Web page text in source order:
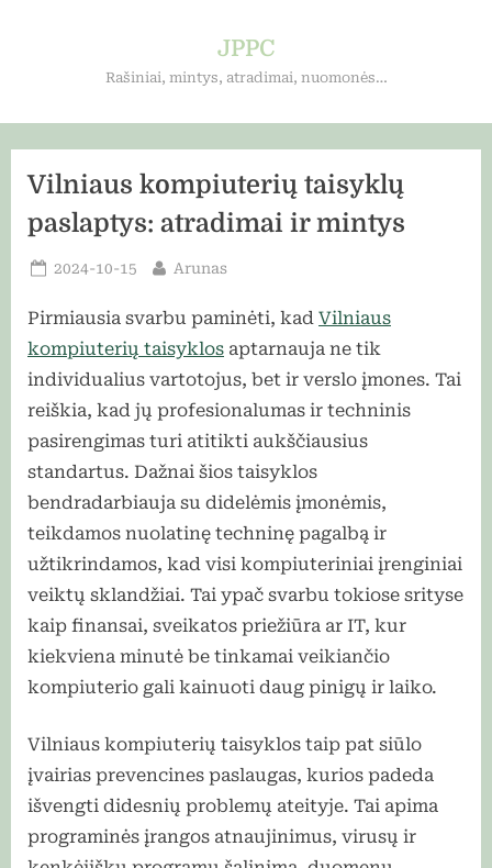
JPPC
Rašiniai, mintys, atradimai, nuomonės…
Vilniaus kompiuterių taisyklų
paslaptys: atradimai ir mintys
Posted
2024-10-15 By
Arunas
Pirmiausia svarbu paminėti, kad Vilniaus
kompiuterių taisyklos aptarnauja ne tik
individualius vartotojus, bet ir verslo įmones. Tai
reiškia, kad jų profesionalumas ir techninis
pasirengimas turi atitikti aukščiausius
standartus. Dažnai šios taisyklos
bendradarbiauja su didelėmis įmonėmis,
teikdamos nuolatinę techninę pagalbą ir
užtikrindamos, kad visi kompiuteriniai įrenginiai
veiktų sklandžiai. Tai ypač svarbu tokiose srityse
kaip finansai, sveikatos priežiūra ar IT, kur
kiekviena minutė be tinkamai veikiančio
kompiuterio gali kainuoti daug pinigų ir laiko.
Vilniaus kompiuterių taisyklos taip pat siūlo
įvairias prevencines paslaugas, kurios padeda
išvengti didesnių problemų ateityje. Tai apima
programinės įrangos atnaujinimus, virusų ir